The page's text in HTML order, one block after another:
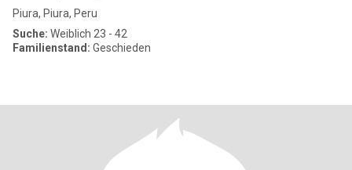
Piura, Piura, Peru
Suche: Weiblich 23 - 42
Familienstand: Geschieden